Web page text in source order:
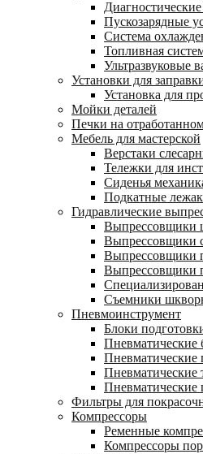
Пускозарядные
Система
Топливная
Ультразвуковые
Установки для
Установка для
Мойки деталей
Печки на
Мебель для мастерской
Верстаки
Тележки для
Сиденья
Подкатные
Гидравлические
Выпрессовщики
Выпрессовщики
Выпрессовщики
Выпрессовщики
Cъемники
Пневмоинструмент
Блоки
Пневматические
Пневматические
Пневматические
Фильтры для
Компрессоры
Ременные
Компрессоры